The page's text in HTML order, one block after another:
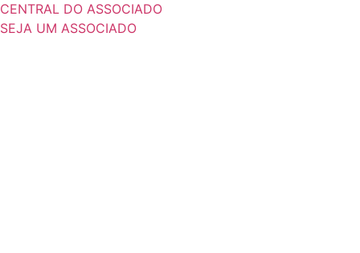
CENTRAL DO ASSOCIADO
SEJA UM ASSOCIADO